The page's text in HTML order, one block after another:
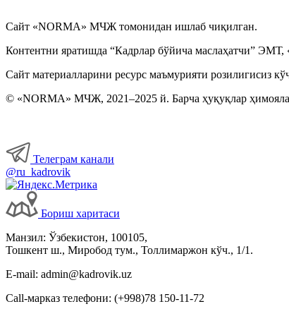
Сайт «NORMA» МЧЖ томонидан ишлаб чиқилган.
Контентни яратишда “Кадрлар бўйича маслаҳатчи”
Сайт материалларини ресурс маъмурияти розилигисиз
© «NORMA» МЧЖ, 2021–2025 й. Барча ҳуқуқлар
Телеграм канали
@ru_kadrovik
Бориш харитаси
Манзил: Ўзбекистон, 100105,
Тошкент ш., Миробод тум., Толлимаржон кўч., 1/1.
E-mail: admin@kadrovik.uz
Call-марказ телефони: (+998)78 150-11-72